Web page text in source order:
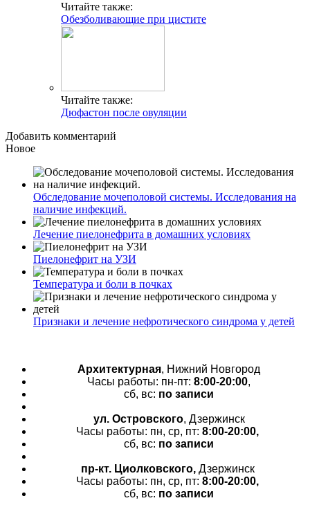
Читайте также:
Обезболивающие при цистите
Читайте также:
Дюфастон после овуляции
Добавить комментарий
Новое
Обследование мочеполовой системы. Исследования на
наличие инфекций.
Лечение пиелонефрита в домашних условиях
Пиелонефрит на УЗИ
Температура и боли в почках
Признаки и лечение нефротического синдрома у детей
Архитектурная, Нижний Новгород
Часы работы: пн-пт: 8:00-20:00,
сб, вс: по записи
ул. Островского, Дзержинск
Часы работы: пн, ср, пт: 8:00-20:00,
сб, вс: по записи
пр-кт. Циолковского, Дзержинск
Часы работы: пн, ср, пт: 8:00-20:00,
сб, вс: по записи